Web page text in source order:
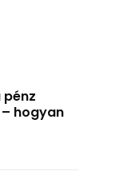
hogyan